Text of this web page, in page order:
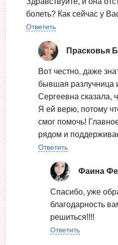
болеть? Как сейчас у
Ответить
Прасковья
Вот честно, даже
бывшая разлучница
Сергеевна сказала,
Я ей верю, потому
смог помочь!
рядом и
Ответить
Фаина
Спасибо, уже
благодарность
решиться!!!!
Ответить